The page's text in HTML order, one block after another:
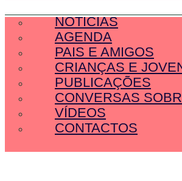
NOTÍCIAS
AGENDA
PAIS E AMIGOS
CRIANÇAS E
PUBLICAÇÕES
CONVERSAS
VÍDEOS
CONTACTOS